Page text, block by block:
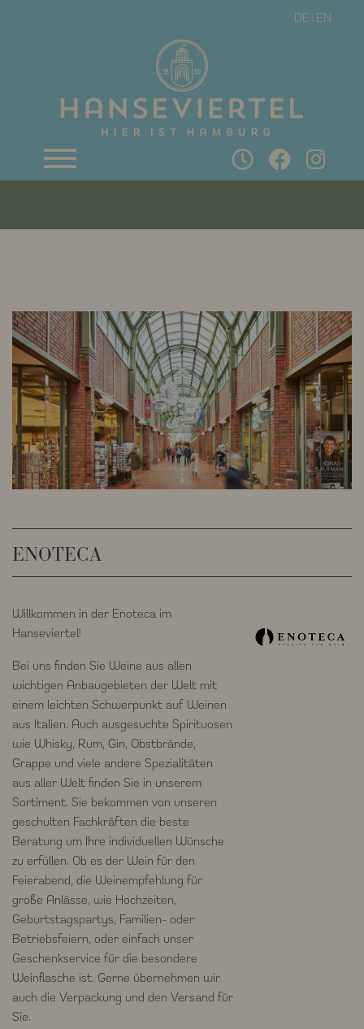
DE EN
ENOTECA
Willkommen in der Enoteca im
Hanseviertel!
Bei uns finden Sie Weine aus allen
wichtigen Anbaugebieten der Welt mit
einem leichten Schwerpunkt auf Weinen
aus Italien. Auch ausgesuchte Spirituosen
wie Whisky, Rum, Gin, Obstbrände,
Grappe und viele andere Spezialitäten
aus aller Welt finden Sie in unserem
Sortiment. Sie bekommen von unseren
geschulten Fachkräften die beste
Beratung um Ihre individuellen Wünsche
zu erfüllen. Ob es der Wein für den
Feierabend, die Weinempfehlung für
große Anlässe, wie Hochzeiten,
Geburtstagspartys, Familien- oder
Betriebsfeiern, oder einfach unser
Geschenkservice für die besondere
Weinflasche ist. Gerne übernehmen wir
auch die Verpackung und den Versand für
Sie.